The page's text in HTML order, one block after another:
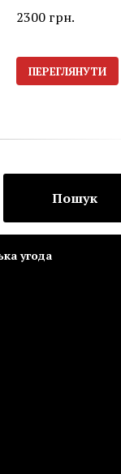
2300 грн.
ПЕРЕГЛЯНУТИ
Пошук
угода